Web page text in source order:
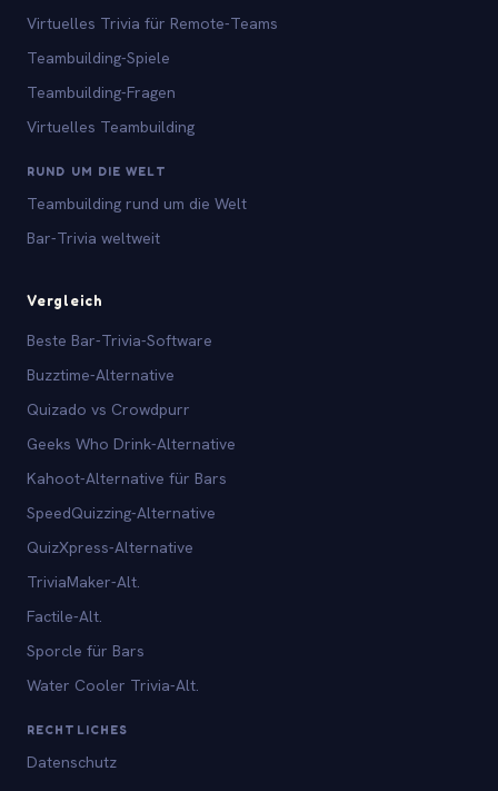
Virtuelles Trivia für Remote-Teams
Teambuilding-Spiele
Teambuilding-Fragen
Virtuelles Teambuilding
RUND UM DIE WELT
Teambuilding rund um die Welt
Bar-Trivia weltweit
Vergleich
Beste Bar-Trivia-Software
Buzztime-Alternative
Quizado vs Crowdpurr
Geeks Who Drink-Alternative
Kahoot-Alternative für Bars
SpeedQuizzing-Alternative
QuizXpress-Alternative
TriviaMaker-Alt.
Factile-Alt.
Sporcle für Bars
Water Cooler Trivia-Alt.
RECHTLICHES
Datenschutz